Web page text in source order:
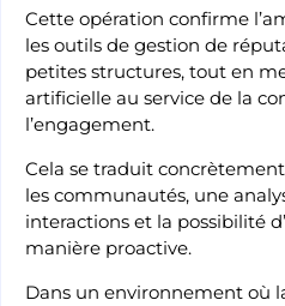
Cette opération confirme
les outils de gestion de
petites structures, tout en
artificielle au service de la
l’engagement.
Cela se traduit
les communautés, une
interactions et la possibilité
manière proactive.
Dans un environnement où